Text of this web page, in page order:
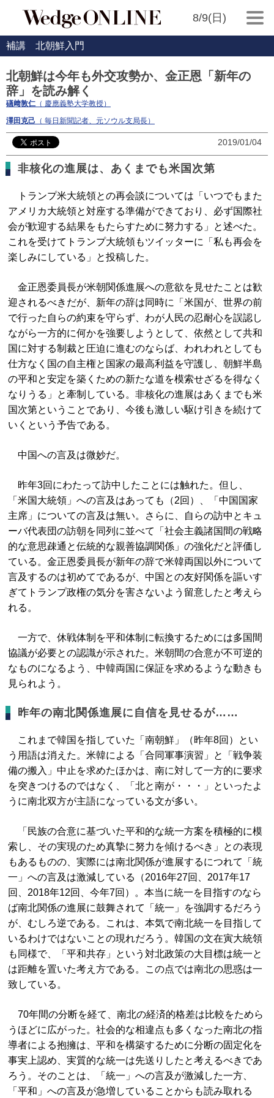
8/9(日)
補講 北朝鮮入門
北朝鮮は今年も外交攻勢か、金正恩「新年の
辞」を読み解く
礒﨑敦仁 （ 慶應義塾大学教授）
澤田克己 （ 毎日新聞記者、元ソウル支局長）
2019/01/04
非核化の進展は、あくまでも米国次第
トランプ米大統領との再会談については「いつでもまた
アメリカ大統領と対座する準備ができており、必ず国際社
会が歓迎する結果をもたらすために努力する」と述べた。
これを受けてトランプ大統領もツイッターに「私も再会を
楽しみにしている」と投稿した。
金正恩委員長が米朝関係進展への意欲を見せたことは歓
迎されるべきだが、新年の辞は同時に「米国が、世界の前
で行った自らの約束を守らず、わが人民の忍耐心を誤認し
ながら一方的に何かを強要しようとして、依然として共和
国に対する制裁と圧迫に進むのならば、われわれとしても
仕方なく国の自主権と国家の最高利益を守護し、朝鮮半島
の平和と安定を築くための新たな道を模索せざるを得なく
なりうる」と牽制している。非核化の進展はあくまでも米
国次第ということであり、今後も激しい駆け引きを続けて
いくという予告である。
中国への言及は微妙だ。
昨年3回にわたって訪中したことには触れた。但し、
「米国大統領」への言及はあっても（2回）、「中国国家
主席」についての言及は無い。さらに、自らの訪中とキュ
ーバ代表団の訪朝を同列に並べて「社会主義諸国間の戦略
的な意思疎通と伝統的な親善協調関係」の強化だと評価し
ている。金正恩委員長が新年の辞で米韓両国以外について
言及するのは初めてであるが、中国との友好関係を謳いす
ぎてトランプ政権の気分を害さないよう留意したと考えら
れる。
一方で、休戦体制を平和体制に転換するためには多国間
協議が必要との認識が示された。米朝間の合意が不可逆的
なものになるよう、中韓両国に保証を求めるような動きも
見られよう。
昨年の南北関係進展に自信を見せるが……
これまで韓国を指していた「南朝鮮」（昨年8回）とい
う用語は消えた。米韓による「合同軍事演習」と「戦争装
備の搬入」中止を求めたほかは、南に対して一方的に要求
を突きつけるのではなく、「北と南が・・・」といったよ
うに南北双方が主語になっている文が多い。
「民族の合意に基づいた平和的な統一方案を積極的に模
索し、その実現のため真摯に努力を傾けるべき」との表現
もあるものの、実際には南北関係が進展するにつれて「統
一」への言及は激減している（2016年27回、2017年17
回、2018年12回、今年7回）。本当に統一を目指すのなら
ば南北関係の進展に鼓舞されて「統一」を強調するだろう
が、むしろ逆である。これは、本気で南北統一を目指して
いるわけではないことの現れだろう。韓国の文在寅大統領
も同様で、「平和共存」という対北政策の大目標は統一と
は距離を置いた考え方である。この点では南北の思惑は一
致している。
70年間の分断を経て、南北の経済的格差は比較をためら
うほどに広がった。社会的な相違点も多くなった南北の指
導者による抱擁は、平和を構築するために分断の固定化を
事実上認め、実質的な統一は先送りしたと考えるべきであ
ろう。そのことは、「統一」への言及が激減した一方、
「平和」への言及が急増していることからも読み取れる